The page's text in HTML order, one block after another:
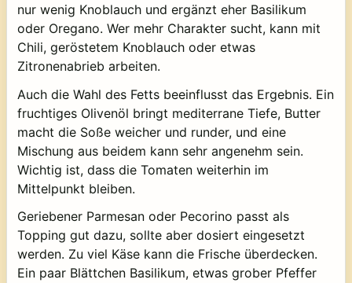
nur wenig Knoblauch und ergänzt eher Basilikum
oder Oregano. Wer mehr Charakter sucht, kann mit
Chili, geröstetem Knoblauch oder etwas
Zitronenabrieb arbeiten.
Auch die Wahl des Fetts beeinflusst das Ergebnis. Ein
fruchtiges Olivenöl bringt mediterrane Tiefe, Butter
macht die Soße weicher und runder, und eine
Mischung aus beidem kann sehr angenehm sein.
Wichtig ist, dass die Tomaten weiterhin im
Mittelpunkt bleiben.
Geriebener Parmesan oder Pecorino passt als
Topping gut dazu, sollte aber dosiert eingesetzt
werden. Zu viel Käse kann die Frische überdecken.
Ein paar Blättchen Basilikum, etwas grober Pfeffer